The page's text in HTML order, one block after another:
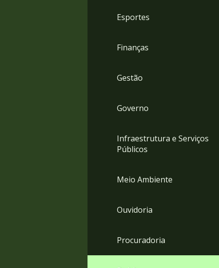
Esportes
Finanças
Gestão
Governo
Infraestrutura e Serviços
Públicos
Meio Ambiente
Ouvidoria
Procuradoria